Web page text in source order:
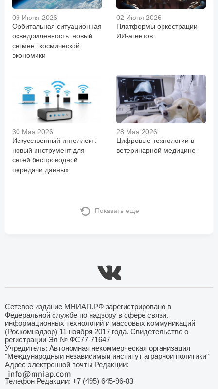
09 Июня 2026
Орбитальная ситуационная
осведомленность: новый
сегмент космической
экономики
02 Июня 2026
Платформы оркестрации
ИИ-агентов
30 Мая 2026
Искусственный интеллект:
новый инструмент для
сетей беспроводной
передачи данных
28 Мая 2026
Цифровые технологии в
ветеринарной медицине
Показать еще
Сетевое издание МНИАП.РФ зарегистрировано в
Федеральной службе по надзору в сфере связи,
информационных технологий и массовых коммуникаций
(Роскомнадзор) 11 ноября 2017 года. Свидетельство о
регистрации Эл № ФС77-71647
Учредитель: Автономная некоммерческая организация
"Международный независимый институт аграрной политики"
Адрес электронной почты Редакции:
Телефон Редакции: +7 (495) 645-96-83